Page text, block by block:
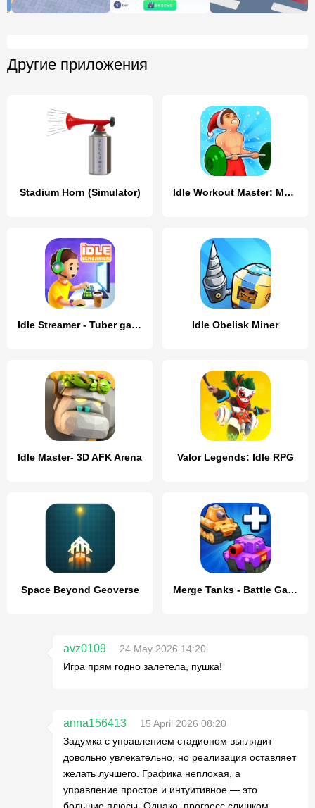
Другие приложения
Stadium Horn (Simulator) Idle Workout Master: MMA hero
Idle Streamer - Tuber game Idle Obelisk Miner
Idle Master- 3D AFK Arena Valor Legends: Idle RPG
Space Beyond Geoverse Merge Tanks - Battle Game
avz0109
24 May 2026 14:20
Игра прям годно залетела, пушка!
anna156413
15 April 2026 08:20
Задумка с управлением стадионом выглядит
довольно увлекательно, но реализация оставляет
желать лучшего. Графика неплохая, а
управление простое и интуитивное — это